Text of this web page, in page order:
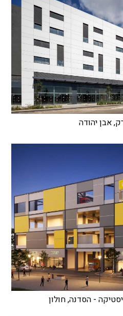
אבן יהודה
- הסדנה, חולון